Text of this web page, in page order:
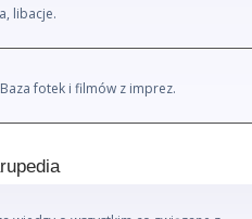
libacje.
Baza fotek i filmów z imprez.